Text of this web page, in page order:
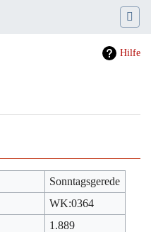
Hilfe
Sonntagsgerede
WK:0364
1.889